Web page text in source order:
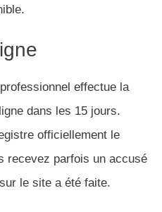
effectue la
dans les 15 jours.
officiellement le
recevez parfois un accusé
le site a été faite.